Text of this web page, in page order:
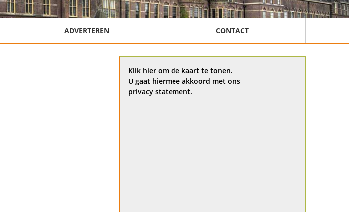
ADVERTEREN CONTACT
Klik hier om de kaart te tonen.
U gaat hiermee akkoord met ons
privacy statement.